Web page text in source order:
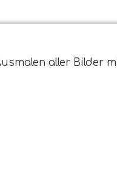
aller Bilder